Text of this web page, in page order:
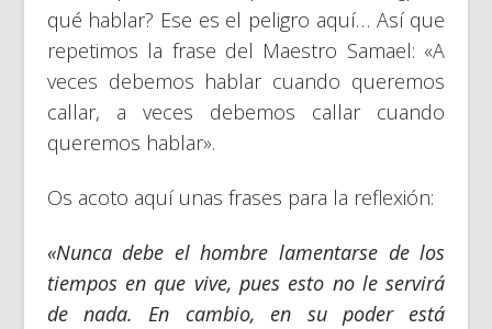
qué hablar? Ese es el peligro aquí… Así que
repetimos la frase del Maestro Samael: «A
veces debemos hablar cuando queremos
callar, a veces debemos callar cuando
queremos hablar».
Os acoto aquí unas frases para la reflexión:
«Nunca debe el hombre lamentarse de los
tiempos en que vive, pues esto no le servirá
de nada. En cambio, en su poder está